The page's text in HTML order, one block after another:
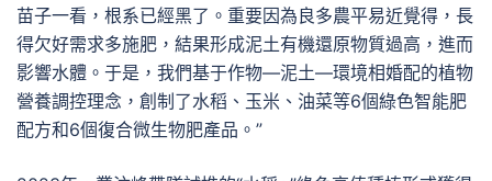
苗子一看，根系已經黑了。重要因為良多農平易近覺得，長
得欠好需求多施肥，結果形成泥土有機還原物質過高，進而
影響水體。于是，我們基于作物—泥土—環境相婚配的植物
營養調控理念，創制了水稻、玉米、油菜等6個綠色智能肥
配方和6個復合微生物肥產品。”